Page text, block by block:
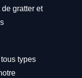
gratter et
types